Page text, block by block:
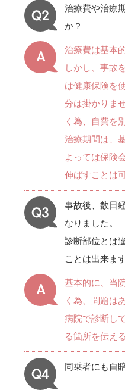
治療費や治療
か？
治療費は基本
しかし、事故
は健康保険を
分は掛かりま
く為、自費を
治療期間は、
よっては保険
伸ばすことは
事故後、数日
なりました。
診断部位とは
ことは出来ま
基本的に、当
く為、問題は
病院で診断し
る箇所を伝え
同乗者にも自